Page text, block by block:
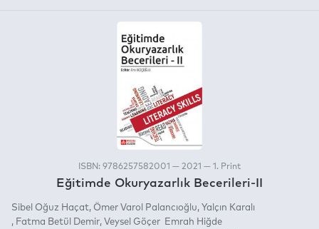
ISBN: 9786257582001 — 2021 — 1. Print
Eğitimde Okuryazarlık Becerileri-II
Sibel Oğuz Haçat Ömer Varol Palancıoğlu
Yalçın Karalı
Fatma Betül Demir Veysel Göçer Emrah Hiğde